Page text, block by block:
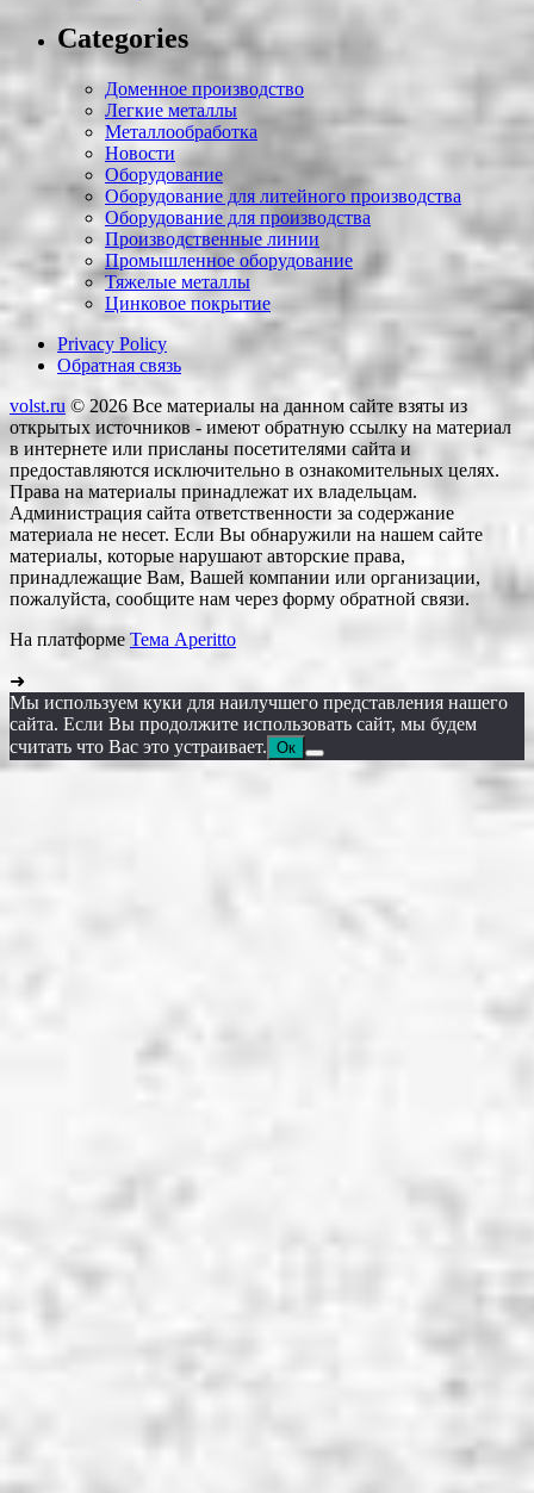
Categories
Доменное производство
Легкие металлы
Металлообработка
Новости
Оборудование
Оборудование для литейного производства
Оборудование для производства
Производственные линии
Промышленное оборудование
Тяжелые металлы
Цинковое покрытие
Privacy Policy
Обратная связь
volst.ru © 2026 Все материалы на данном сайте взяты из
открытых источников - имеют обратную ссылку на материал
в интернете или присланы посетителями сайта и
предоставляются исключительно в ознакомительных целях.
Права на материалы принадлежат их владельцам.
Администрация сайта ответственности за содержание
материала не несет. Если Вы обнаружили на нашем сайте
материалы, которые нарушают авторские права,
принадлежащие Вам, Вашей компании или организации,
пожалуйста, сообщите нам через форму обратной связи.
На платформе Тема Aperitto
➜
Мы используем куки для наилучшего представления нашего
сайта. Если Вы продолжите использовать сайт, мы будем
считать что Вас это устраивает. Ок